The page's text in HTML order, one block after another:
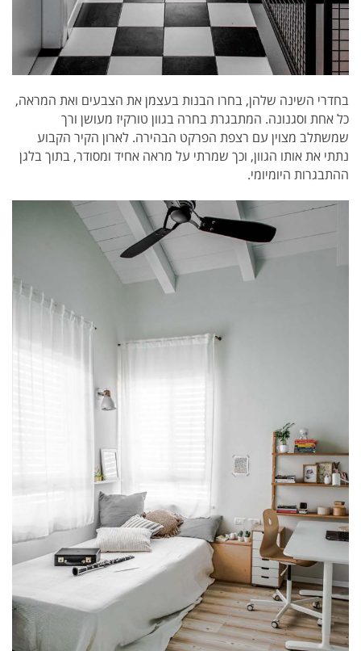
בחדרי השינה שלהן, בחרו הבנות בעצמן את הצבעים ואת המראה,
כל אחת וסגנונה. המתבגרת בחרה בגוון טורקיז מעושן ורך
שמשתלב מצוין עם רצפת הפרקט הבהירה. לארון הקיר הקבוע
נתתי את אותו הגוון, וכך שמרתי על מראה אחיד ומסודר, בתוך בלגן
ההתבגרות היומיומי.